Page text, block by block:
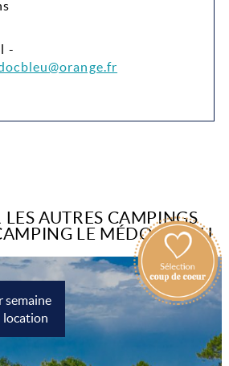
-
AUTRES CAMPINGS
LE MÉDOC BLEU
semaine
location